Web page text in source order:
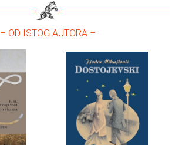
– OD ISTOG AUTORA –